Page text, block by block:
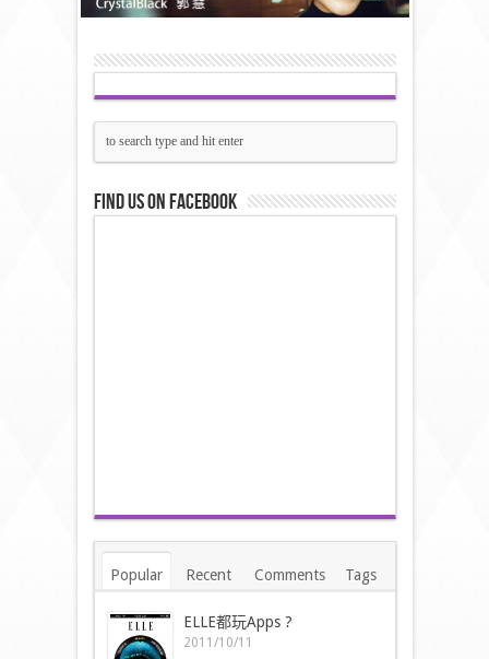
Find us on Facebook
Popular Recent Comments Tags
ELLE都玩Apps ?
2011/10/11